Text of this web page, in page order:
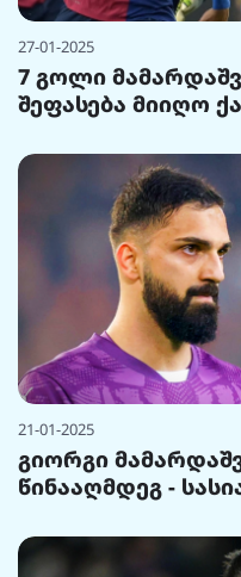
27-01-2025
7 გოლი
შეფასება მიიღო
21-01-2025
გიორგი
წინააღმდეგ -